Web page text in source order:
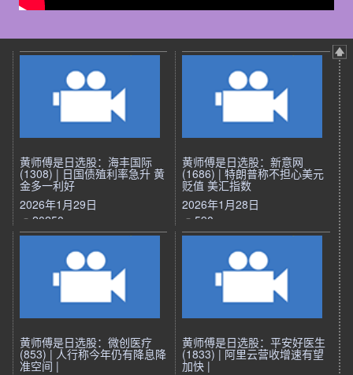
黄师傅是日选股：海丰国际
(1308) | 日国债殖利率急升 黄
金多一利好
2026年1月29日
20250
黄师傅是日选股：新意网
(1686) | 特朗普称不担心美元
贬值 美汇指数
2026年1月28日
590
黄师傅是日选股：微创医疗
(853) | 人行称今年仍有降息降
准空间 |
黄师傅是日选股：平安好医生
(1833) | 阿里云营收增速有望
加快 |